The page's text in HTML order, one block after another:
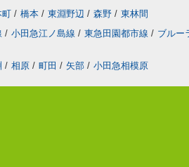
町 / 橋本 / 東淵野辺 / 森野 / 東林間
/ 小田急江ノ島線 / 東急田園都市線 / ブルー
/ 相原 / 町田 / 矢部 / 小田急相模原